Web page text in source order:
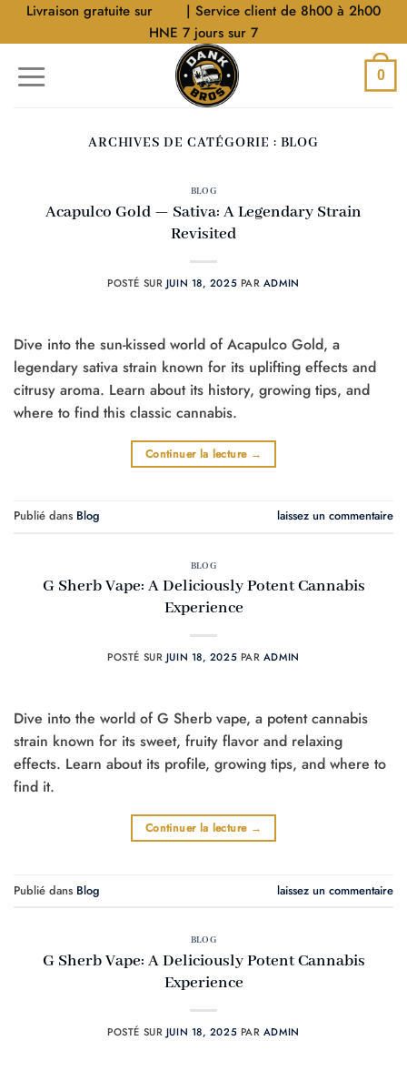
AllerLivraison gratuite sur
| Service client de 8h00 à 2h00
HNE 7 jours sur 7
0
ARCHIVES DE CATÉGORIE : BLOG
BLOG
Acapulco Gold — Sativa: A Legendary Strain
Revisited
POSTÉ SUR JUIN 18, 2025 PAR ADMIN
Dive into the sun-kissed world of Acapulco Gold, a
legendary sativa strain known for its uplifting effects and
citrusy aroma. Learn about its history, growing tips, and
where to find this classic cannabis.
Continuer la lecture →
Publié dans Blog laissez un commentaire
BLOG
G Sherb Vape: A Deliciously Potent Cannabis
Experience
POSTÉ SUR JUIN 18, 2025 PAR ADMIN
Dive into the world of G Sherb vape, a potent cannabis
strain known for its sweet, fruity flavor and relaxing
effects. Learn about its profile, growing tips, and where to
find it.
Continuer la lecture →
Publié dans Blog laissez un commentaire
BLOG
G Sherb Vape: A Deliciously Potent Cannabis
Experience
POSTÉ SUR JUIN 18, 2025 PAR ADMIN